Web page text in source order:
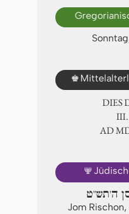
♚
DIES
Ⅲ.
AD
🕎
ה'תש"ט
Jom